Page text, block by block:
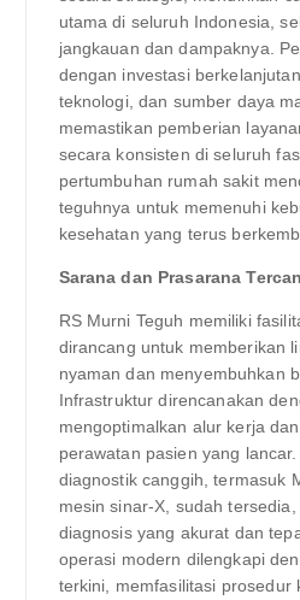
utama di seluruh Indonesia,
jangkauan dan dampaknya.
dengan investasi
teknologi, dan sumber daya
memastikan pemberian
secara konsisten di seluruh
pertumbuhan rumah sakit
teguhnya untuk memenuhi
kesehatan yang terus
Sarana dan Prasarana
RS Murni Teguh memiliki
dirancang untuk memberikan
nyaman dan menyembuhkan
Infrastruktur direncanakan
mengoptimalkan alur kerja
perawatan pasien yang
diagnostik canggih, termasuk
mesin sinar-X, sudah
diagnosis yang akurat dan
operasi modern dilengkapi
terkini, memfasilitasi prosedur